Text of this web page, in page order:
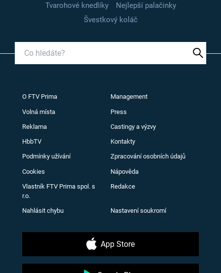
Tvarohové knedlíky
Nejlepší palačinky
Švestkový koláč
O FTV Prima Management
Volná místa Press
Reklama Castingy a výzvy
HbbTV Kontakty
Podmínky užívání Zpracování osobních údajů
Cookies Nápověda
Vlastník FTV Prima spol. s
r.o.
Redakce
Nahlásit chybu Nastavení soukromí
App Store